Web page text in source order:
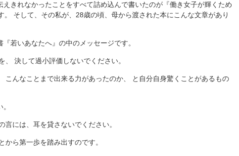
きれなかったことをすべて詰め込んで書いたのが『働き女子が輝くため
。 そして、その私が、28歳の頃、母から渡された本にこんな文章があり
若いあなたへ』の中のメッセージです。
、 決して過小評価しないでください。
こんなことまで出来る力があったのか、 と自分自身驚くことがあるもの
言には、耳を貸さないでください。
から第一歩を踏み出すのです。